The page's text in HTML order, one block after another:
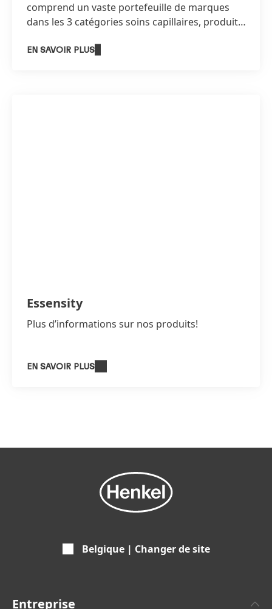
comprend un vaste portefeuille de marques
dans les 3 catégories soins capillaires, produits
EN SAVOIR PLUS
Essensity
Plus d’informations sur nos produits!
EN SAVOIR PLUS
Belgique | Changer de site
Entreprise